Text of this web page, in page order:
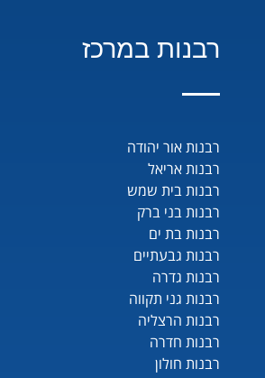
רבנות במרכז
רבנות אור יהודה
רבנות אריאל
רבנות בית שמש
רבנות בני ברק
רבנות בת ים
רבנות גבעתיים
רבנות גדרה
רבנות גני תקווה
רבנות הרצליה
רבנות חדרה
רבנות חולון